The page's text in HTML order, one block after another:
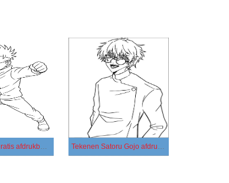
Satoru Gojo gratis afdrukbaar eenvoudig Tekenen Satoru Gojo afdrukbaar